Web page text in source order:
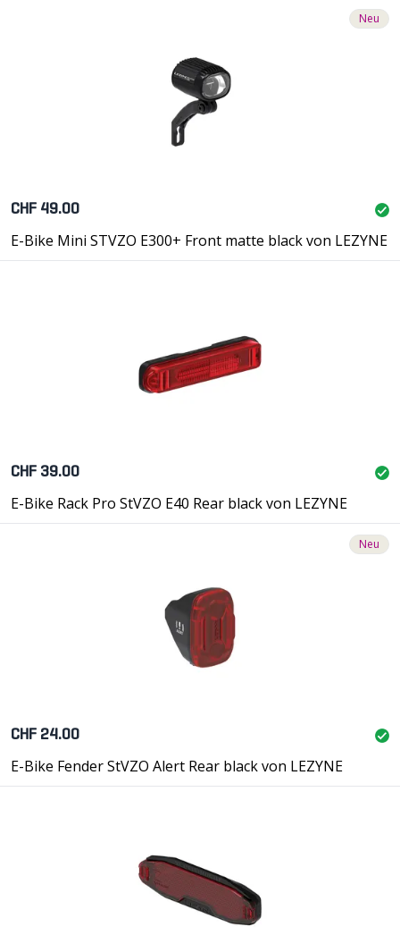
Neu
CHF 49.00
E-Bike Mini STVZO E300+ Front matte black von LEZYNE
CHF 39.00
E-Bike Rack Pro StVZO E40 Rear black von LEZYNE
Neu
CHF 24.00
E-Bike Fender StVZO Alert Rear black von LEZYNE